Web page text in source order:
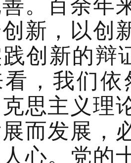
新，以创
创新的辩
，我们
思主义理
而发展，
心。党的